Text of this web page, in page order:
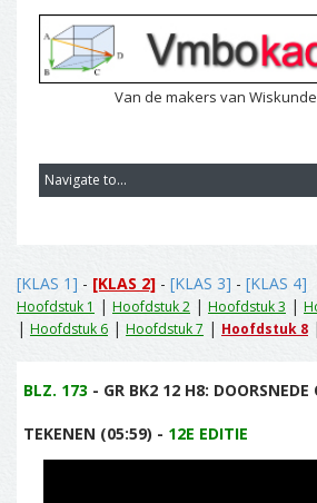
Van de makers van
[KLAS 1] - [KLAS 2] - [KLAS 3] - [KLAS 4]
Hoofdstuk 1 | Hoofdstuk 2 | Hoofdstuk 3 |
| Hoofdstuk 6 | Hoofdstuk 7 | Hoofdstuk 8 |
BLZ. 173 - GR BK2 12 H8:
TEKENEN (05:59) - 12E EDITIE